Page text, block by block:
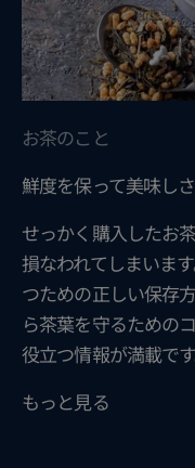
お茶のこと
鮮度を保って美味し
せっかく購入したお
損なわれてしまいま
つための正しい保存
ら茶葉を守るための
役立つ情報が満載です
もっと見る